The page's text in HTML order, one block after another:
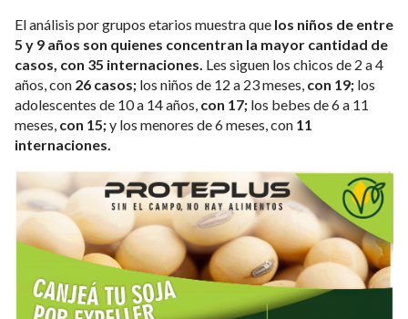
El análisis por grupos etarios muestra que los niños de entre
5 y 9 años son quienes concentran la mayor cantidad de
casos, con 35 internaciones. Les siguen los chicos de 2 a 4
años, con 26 casos; los niños de 12 a 23 meses, con 19; los
adolescentes de 10 a 14 años, con 17; los bebes de 6 a 11
meses, con 15;y los menores de 6 meses, con 11
internaciones.